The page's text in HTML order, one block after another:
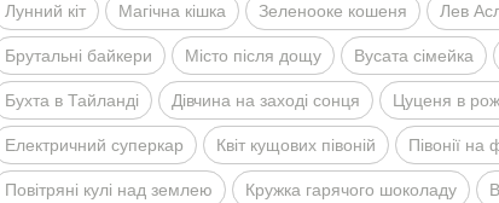
Лунний кiт Магiчна кiшка Зеленооке кошеня Лев
Брутальнi байкери Мiсто пiсля дощу Вусата сiмейка
Бухта в Тайландi Дiвчина на заходi сонця Цуценя в
Електричний суперкар Квiт кущових пiвонiй Пiвонiї на
Повiтрянi кулi над землею Кружка гарячого шоколаду